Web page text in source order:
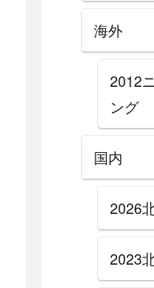
海外
2012
ング
国内
2026
2023